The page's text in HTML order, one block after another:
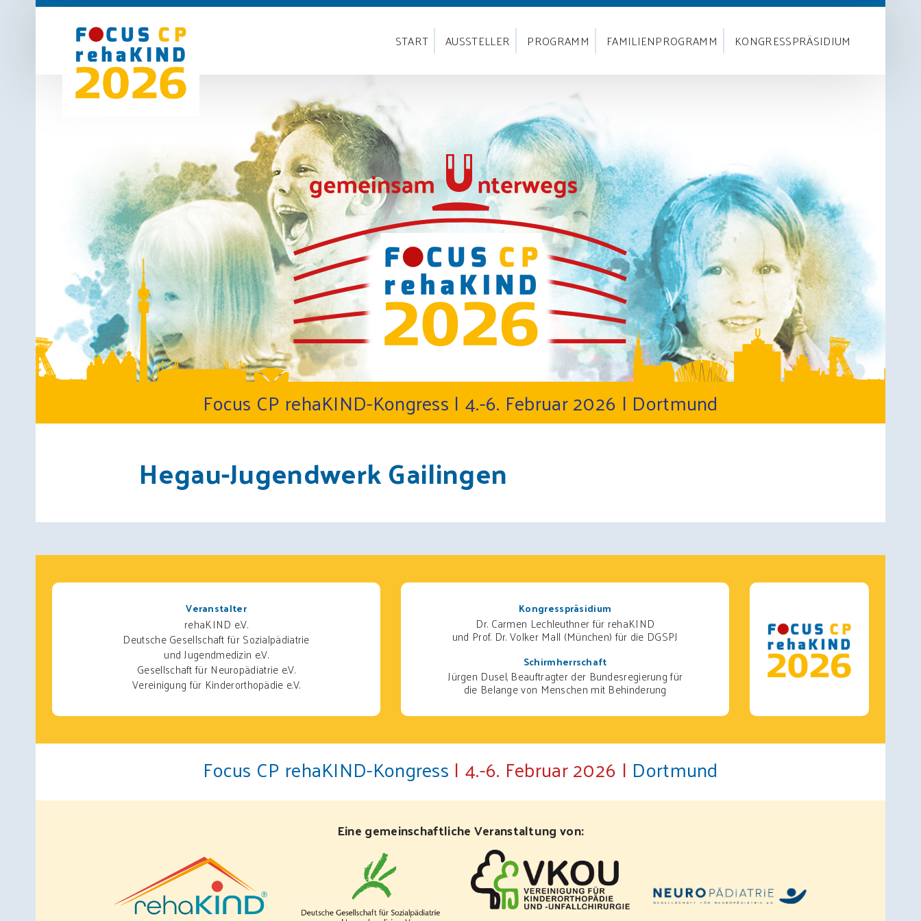
Start
Aussteller
Programm
Preise
Kongresspräsidium
START AUSSTELLER PROGRAMM FAMILIENPROGRAMM KONGRESSPRÄSIDIUM
Focus CP rehaKIND-Kongress | 4.-6. Februar 2026 | Dortmund
Hegau-Jugendwerk Gailingen
Veranstalter
rehaKIND e.V.
Deutsche Gesellschaft für Sozialpädiatrie
und Jugendmedizin e.V.
Gesellschaft für Neuropädiatrie e.V.
Vereinigung für Kinderorthopädie e.V.
Kongresspräsidium
Dr. Carmen Lechleuthner für rehaKIND
und Prof. Dr. Volker Mall (München) für die DGSPJ
Schirmherrschaft
Jürgen Dusel, Beauftragter der Bundesregierung für
die Belange von Menschen mit Behinderung
Focus CP rehaKIND-Kongress | 4.-6. Februar 2026 | Dortmund
Eine gemeinschaftliche Veranstaltung von: